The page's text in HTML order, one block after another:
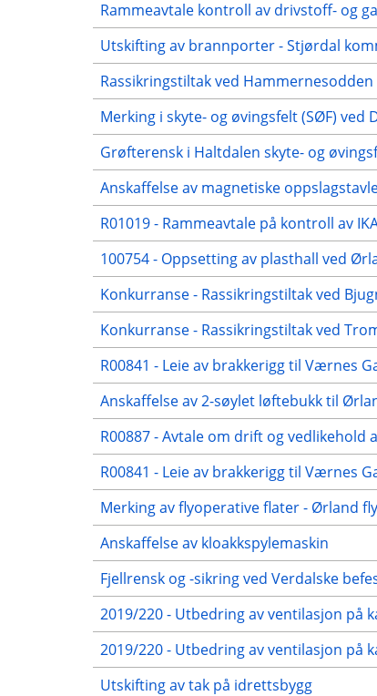
Rammeavtale kontroll av drivstoff- og
Utskifting av brannporter - Stjørdal
Rassikringstiltak ved Hammernesodden
Merking i skyte- og øvingsfelt (SØF) ved
Grøfterensk i Haltdalen skyte- og
Anskaffelse av magnetiske
R01019 - Rammeavtale på kontroll av
100754 - Oppsetting av plasthall ved
Konkurranse - Rassikringstiltak ved
Konkurranse - Rassikringstiltak ved
R00841 - Leie av brakkerigg til Værnes
Anskaffelse av 2-søylet løftebukk til
R00887 - Avtale om drift og vedlikehold
R00841 - Leie av brakkerigg til Værnes
Merking av flyoperative flater - Ørland
Anskaffelse av kloakkspylemaskin
Fjellrensk og -sikring ved Verdalske
2019/220 - Utbedring av ventilasjon på
2019/220 - Utbedring av ventilasjon på
Utskifting av tak på idrettsbygg